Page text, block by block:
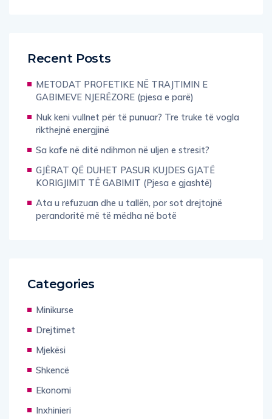
Recent Posts
METODAT PROFETIKE NË TRAJTIMIN E
GABIMEVE NJERËZORE (pjesa e parë)
Nuk keni vullnet për të punuar? Tre truke të vogla
rikthejnë energjinë
Sa kafe në ditë ndihmon në uljen e stresit?
GJËRAT QË DUHET PASUR KUJDES GJATË
KORIGJIMIT TË GABIMIT (Pjesa e gjashtë)
Ata u refuzuan dhe u tallën, por sot drejtojnë
perandoritë më të mëdha në botë
Categories
Minikurse
Drejtimet
Mjekësi
Shkencë
Ekonomi
Inxhinieri